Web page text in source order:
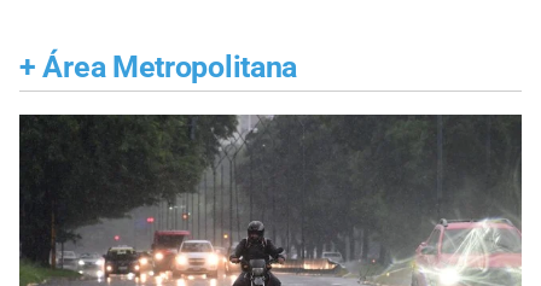
+ Área Metropolitana